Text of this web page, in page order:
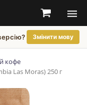
Змінити мову
кофе
Las Moras) 250 г